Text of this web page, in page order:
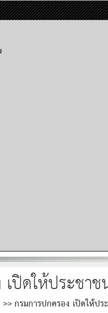
ปิดให้ประชา
กรมการปกครอง เปิดให้ป